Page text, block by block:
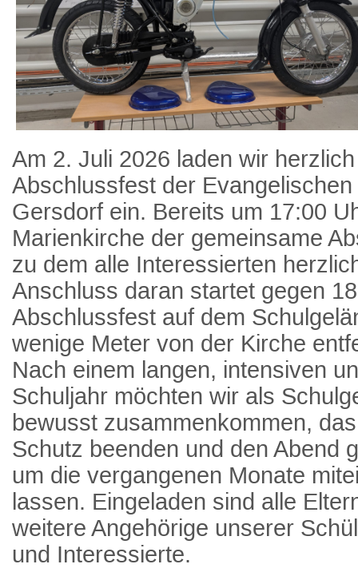
Am 2. Juli 2026 laden wir
Abschlussfest der
Gersdorf ein. Bereits um 17:00
Marienkirche der gemeinsame
zu dem alle Interessierten
Anschluss daran startet gegen
Abschlussfest auf dem
wenige Meter von der Kirche
Nach einem langen, intensiven
Schuljahr möchten wir als
bewusst zusammenkommen,
Schutz beenden und den Abend
um die vergangenen Monate
lassen. Eingeladen sind alle
weitere Angehörige unserer
und Interessierte.